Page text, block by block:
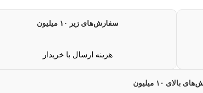
سفارش‌های زیر ۱۰ میلیون
هزینه ارسال با خریدار
بالای ۱۰ میلیون